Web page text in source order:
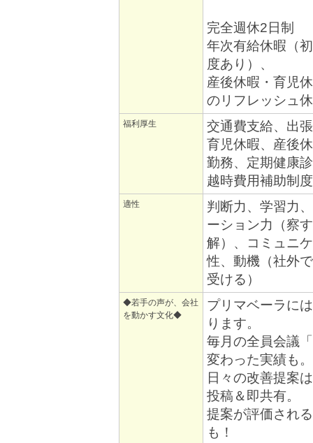
完全週休2日制
年次有給休暇（
度あり）、
産後休暇・育児
のリフレッシュ
福利厚生
交通費支給、出
育児休暇、産後
勤務、定期健康
越時費用補助制度
適性
判断力、学習力
ーション力（察
解）、コミュニ
性、動機（社外
受ける）
◆若手の声が、会社
を動かす文化◆
プリマベーラに
ります。
毎月の全員会議
変わった実績も。
日々の改善提案
投稿＆即共有。
提案が評価され
も！